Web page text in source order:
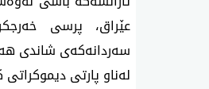
عێراق، پرسی
سه‌ردانه‌كه‌ی شاندی
له‌ناو پارتی